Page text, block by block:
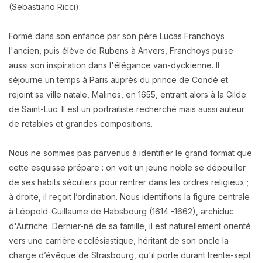
(Sebastiano Ricci).
Formé dans son enfance par son père Lucas Franchoys
l'ancien, puis élève de Rubens à Anvers, Franchoys puise
aussi son inspiration dans l'élégance van-dyckienne. Il
séjourne un temps à Paris auprès du prince de Condé et
rejoint sa ville natale, Malines, en 1655, entrant alors à la Gilde
de Saint-Luc. Il est un portraitiste recherché mais aussi auteur
de retables et grandes compositions.
Nous ne sommes pas parvenus à identifier le grand format que
cette esquisse prépare : on voit un jeune noble se dépouiller
de ses habits séculiers pour rentrer dans les ordres religieux ;
à droite, il reçoit l’ordination. Nous identifions la figure centrale
à Léopold-Guillaume de Habsbourg (1614 -1662), archiduc
d'Autriche. Dernier-né de sa famille, il est naturellement orienté
vers une carrière ecclésiastique, héritant de son oncle la
charge d’évêque de Strasbourg, qu'il porte durant trente-sept